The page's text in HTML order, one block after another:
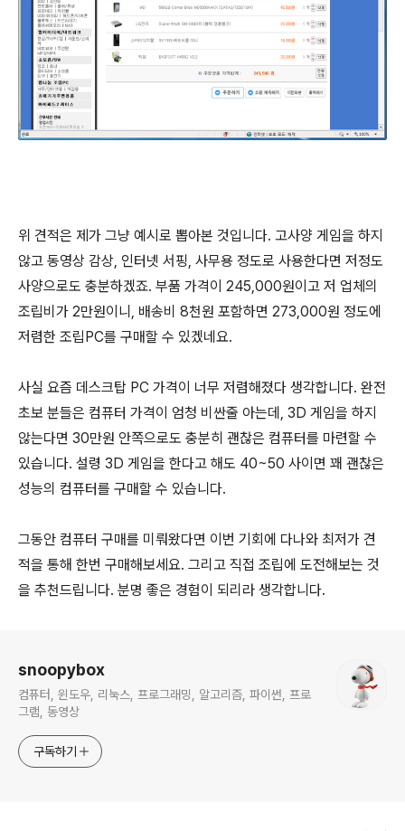
위 견적은 제가 그냥 예시로 뽑아본 것입니다. 고사양 게임을 하지
않고 동영상 감상, 인터넷 서핑, 사무용 정도로 사용한다면 저정도
사양으로도 충분하겠죠. 부품 가격이 245,000원이고 저 업체의
조립비가 2만원이니, 배송비 8천원 포함하면 273,000원 정도에
저렴한 조립PC를 구매할 수 있겠네요.
사실 요즘 데스크탑 PC 가격이 너무 저렴해졌다 생각합니다. 완전
초보 분들은 컴퓨터 가격이 엄청 비싼줄 아는데, 3D 게임을 하지
않는다면 30만원 안쪽으로도 충분히 괜찮은 컴퓨터를 마련할 수
있습니다. 설령 3D 게임을 한다고 해도 40~50 사이면 꽤 괜찮은
성능의 컴퓨터를 구매할 수 있습니다.
그동안 컴퓨터 구매를 미뤄왔다면 이번 기회에 다나와 최저가 견
적을 통해 한번 구매해보세요. 그리고 직접 조립에 도전해보는 것
을 추천드립니다. 분명 좋은 경험이 되리라 생각합니다.
snoopybox
컴퓨터, 윈도우, 리눅스, 프로그래밍, 알고리즘, 파이썬, 프로
그램, 동영상
구독하기